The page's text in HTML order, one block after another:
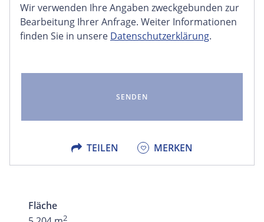
Wir verwenden Ihre Angaben zweckgebunden zur
Bearbeitung Ihrer Anfrage. Weiter Informationen
finden Sie in unsere Datenschutzerklärung.
TEILEN
FACEBOOK
X
MERKEN
Fläche
2